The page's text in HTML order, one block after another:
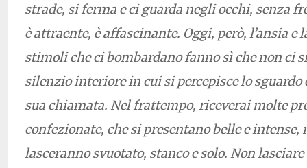
strade, si ferma e ci guarda negli occhi, senza
è attraente, è affascinante. Oggi, però, l’ansia
stimoli che ci bombardano fanno sì che non ci
silenzio interiore in cui si percepisce lo sguardo
sua chiamata. Nel frattempo, riceverai molte
confezionate, che si presentano belle e
lasceranno svuotato, stanco e solo. Non